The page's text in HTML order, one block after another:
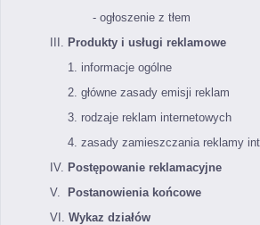
- ogłoszenie z tłem
III. Produkty i usługi reklamowe
1. informacje ogólne
2. główne zasady emisji reklam
3. rodzaje reklam internetowych
4. zasady zamieszczania reklamy
IV. Postępowanie reklamacyjne
V.
Postanowienia końcowe
VI. Wykaz działów